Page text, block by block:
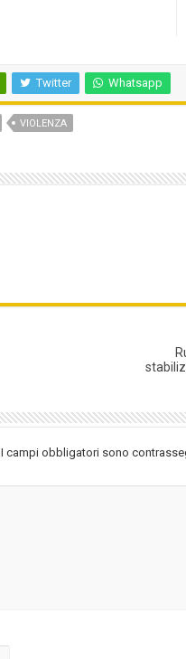
Twitter Whatsapp
VIOLENZA
I campi obbligatori sono